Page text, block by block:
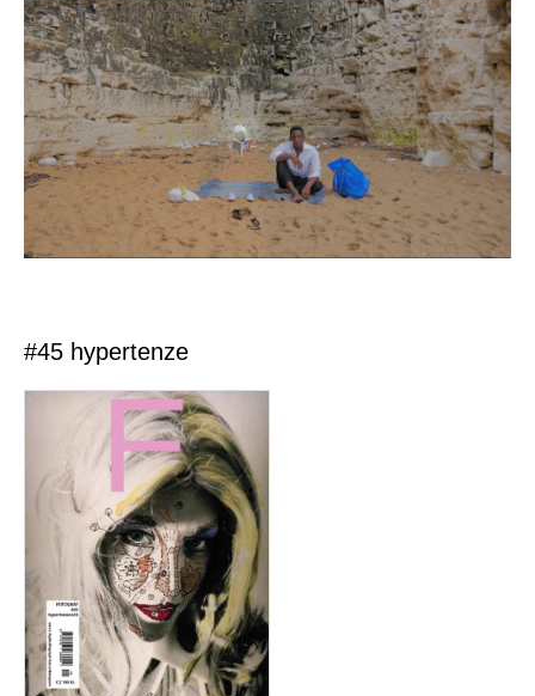
#45 hypertenze